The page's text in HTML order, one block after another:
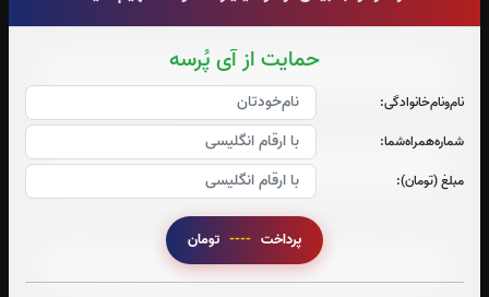
حمایت از آی پُرسه
نام‌و‌نام‌خانوادگی:
شماره‌همراه‌شما:
مبلغ (تومان):
پرداخت ----
صوت جزء شماره 5
صوت جزء شماره 6